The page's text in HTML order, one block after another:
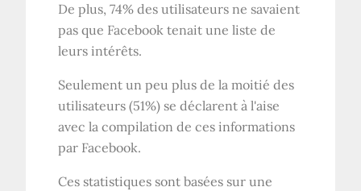
De plus, 74% des utilisateurs ne savaient
pas que Facebook tenait une liste de
leurs intérêts.
Seulement un peu plus de la moitié des
utilisateurs (51%) se déclarent à l'aise
avec la compilation de ces informations
par Facebook.
Ces statistiques sont basées sur une